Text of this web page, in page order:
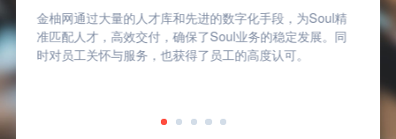
金柚网通过大量的人才库和先进的数字化手段，为Soul精
准匹配人才，高效交付，确保了Soul业务的稳定发展。同
时对员工关怀与服务，也获得了员工的高度认可。